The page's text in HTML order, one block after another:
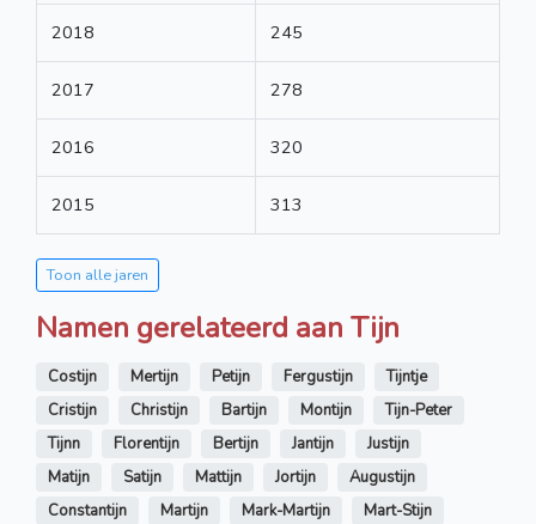
2018 245
2017 278
2016 320
2015 313
Toon alle jaren
Namen gerelateerd aan Tijn
Costijn Mertijn Petijn Fergustijn
Tijntje
Cristijn
Christijn Bartijn Montijn
Tijn-Peter
Tijnn
Florentijn Bertijn Jantijn
Justijn
Matijn
Satijn Mattijn Jortijn
Augustijn
Constantijn
Martijn Mark-Martijn
Mart-Stijn